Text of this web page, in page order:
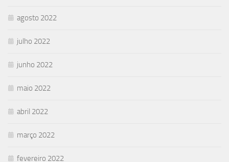
agosto 2022
julho 2022
junho 2022
maio 2022
abril 2022
março 2022
fevereiro 2022